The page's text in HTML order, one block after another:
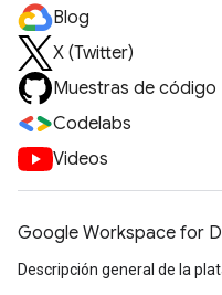
Blog
X (Twitter)
Muestras de código
Codelabs
Videos
Google Workspace for
Descripción general de la